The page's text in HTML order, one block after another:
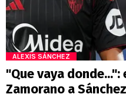
ALEXIS SÁNCHEZ
"Que vaya
Zamorano a